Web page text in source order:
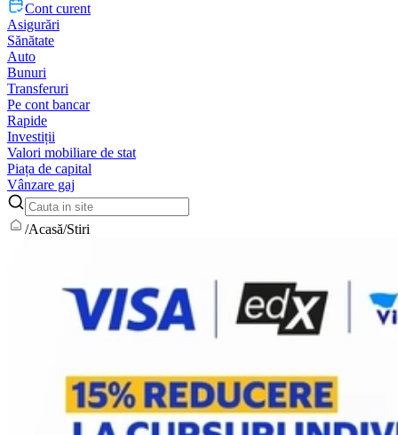
Cont curent
Asigurări
Sănătate
Auto
Bunuri
Transferuri
Pe cont bancar
Rapide
Investiții
Valori mobiliare de stat
Piața de capital
Vânzare gaj
/Acasă/Stiri